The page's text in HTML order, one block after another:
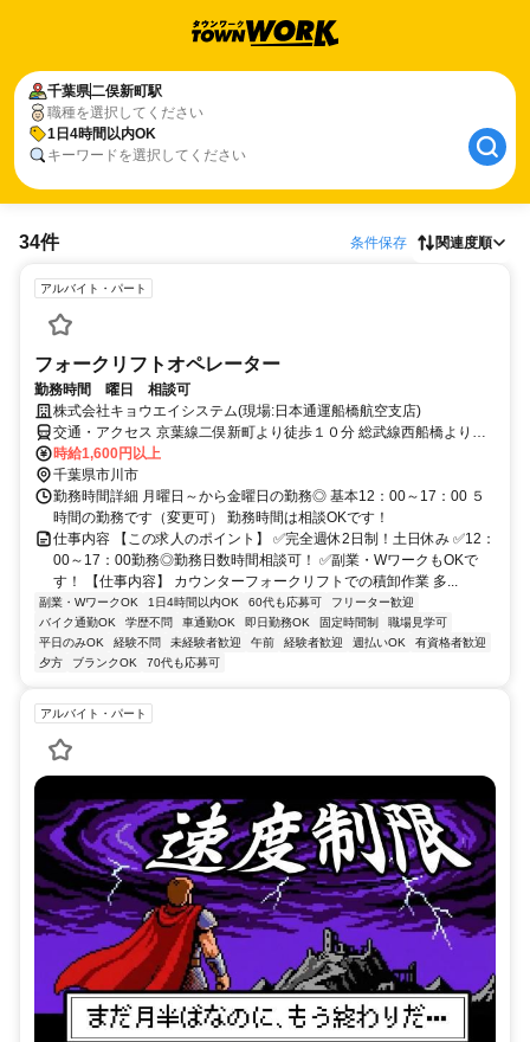
千葉県二俣新町駅
職種を選択してください
1日4時間以内OK
キーワードを選択してください
34件 条件保存 関連度順
アルバイト・パート
フォークリフトオペレーター
勤務時間 曜日 相談可
株式会社キョウエイシステム(現場:日本通運船橋航空支店)
交通・アクセス 京葉線二俣新町より徒歩１０分 総武線西船橋より徒
歩１５分
時給1,600円以上
千葉県市川市
勤務時間詳細 月曜日～から金曜日の勤務◎ 基本12：00～17：00 ５
時間の勤務です（変更可） 勤務時間は相談OKです！
仕事内容 【この求人のポイント】 ✅完全週休2日制！土日休み ✅12：
00～17：00勤務◎勤務日数時間相談可！ ✅副業・WワークもOKで
す！ 【仕事内容】 カウンターフォークリフトでの積卸作業 多...
副業・WワークOK 1日4時間以内OK 60代も応募可
フリーター歓迎
バイク通勤OK
学歴不問 車通勤OK 即日勤務OK 固定時間制
職場見学可
平日のみOK
経験不問 未経験者歓迎 午前 経験者歓迎 週払いOK
有資格者歓迎
夕方
ブランクOK 70代も応募可
アルバイト・パート